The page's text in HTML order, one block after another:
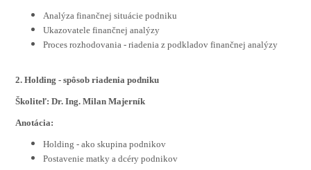
Analýza finančnej situácie podniku
Ukazovatele finančnej analýzy
Proces rozhodovania - riadenia z podkladov finančnej analýzy
2. Holding - spôsob riadenia podniku
Školiteľ: Dr. Ing. Milan Majerník
Anotácia:
Holding - ako skupina podnikov
Postavenie matky a dcéry podnikov